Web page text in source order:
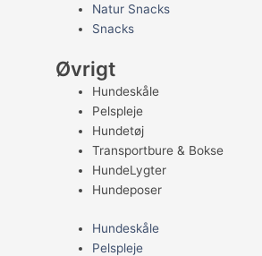
Natur Snacks
Snacks
Øvrigt
Hundeskåle
Pelspleje
Hundetøj
Transportbure & Bokse
HundeLygter
Hundeposer
Hundeskåle
Pelspleje